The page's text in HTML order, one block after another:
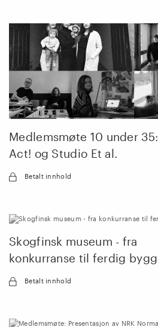
Medlemsmøte 10 under 35:
Act! og Studio Et al.
Betalt innhold
Skogfinsk museum - fra
konkurranse til ferdig bygg
Betalt innhold